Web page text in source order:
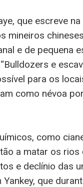
que escreve
mineiros
e de pequena
e
para os
como névoa
como
a matar os
e declínio das
que